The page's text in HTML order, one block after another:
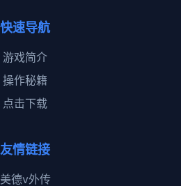
快速导航
游戏简介
操作秘籍
点击下载
友情链接
美德v外传